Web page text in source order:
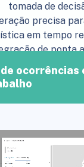
tomada de
precisa
em tempo
de ponta
ocorrências